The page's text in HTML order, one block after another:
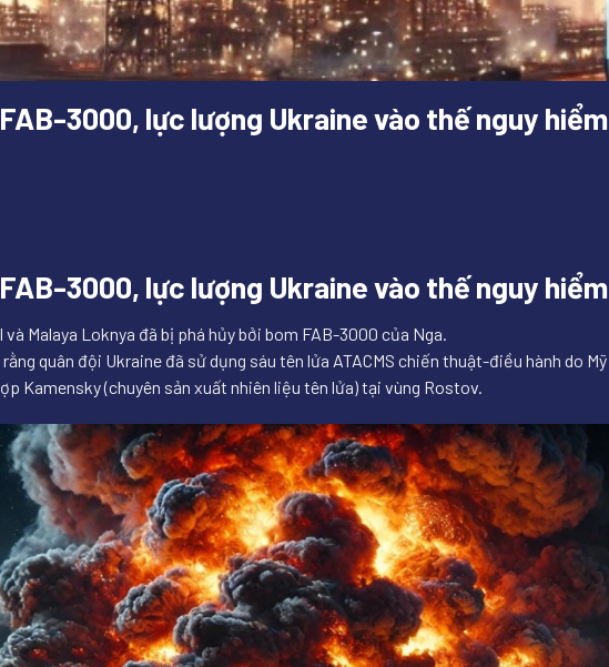
3000, lực lượng Ukraine vào thế nguy hiểm
3000, lực lượng Ukraine vào thế nguy hiểm
Malaya Loknya đã bị phá hủy bởi bom FAB-3000 của Nga.
quân đội Ukraine đã sử dụng sáu tên lửa ATACMS chiến thuật-điều hành do
Kamensky (chuyên sản xuất nhiên liệu tên lửa) tại vùng Rostov.